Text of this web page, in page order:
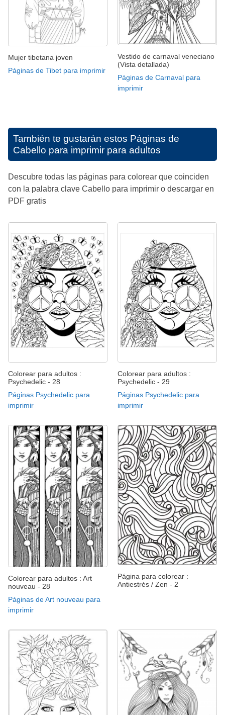
Mujer tibetana joven
Páginas de Tibet para imprimir
Vestido de carnaval veneciano
(Vista detallada)
Páginas de Carnaval para
imprimir
También te gustarán estos Páginas de
Cabello para imprimir para adultos
Descubre todas las páginas para colorear que coinciden
con la palabra clave Cabello para imprimir o descargar en
PDF gratis
Colorear para adultos :
Psychedelic - 28
Páginas Psychedelic para
imprimir
Colorear para adultos :
Psychedelic - 29
Páginas Psychedelic para
imprimir
Colorear para adultos : Art
nouveau - 28
Páginas de Art nouveau para
imprimir
Página para colorear :
Antiestrés / Zen - 2